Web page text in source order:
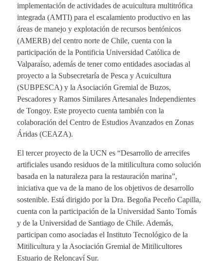
implementación de actividades de acuicultura multitrófica
integrada (AMTI) para el escalamiento productivo en las
áreas de manejo y explotación de recursos bentónicos
(AMERB) del centro norte de Chile, cuenta con la
participación de la Pontificia Universidad Católica de
Valparaíso, además de tener como entidades asociadas al
proyecto a la Subsecretaría de Pesca y Acuicultura
(SUBPESCA) y la Asociación Gremial de Buzos,
Pescadores y Ramos Similares Artesanales Independientes
de Tongoy. Este proyecto cuenta también con la
colaboración del Centro de Estudios Avanzados en Zonas
Áridas (CEAZA).
El tercer proyecto de la UCN es “Desarrollo de arrecifes
artificiales usando residuos de la mitilicultura como solución
basada en la naturaleza para la restauración marina”,
iniciativa que va de la mano de los objetivos de desarrollo
sostenible. Está dirigido por la Dra. Begoña Peceño Capilla,
cuenta con la participación de la Universidad Santo Tomás
y de la Universidad de Santiago de Chile. Además,
participan como asociadas el Instituto Tecnológico de la
Mitilicultura y la Asociación Gremial de Mitilicultores
Estuario de Reloncaví Sur.